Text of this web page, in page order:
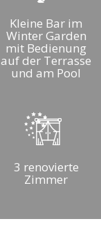
Kleine Bar im
Winter Garden
mit Bedienung
auf der Terrasse
und am Pool
3 renovierte
Zimmer